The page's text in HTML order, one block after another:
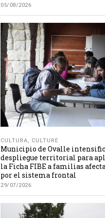
05/08/2026
CULTURA, CULTURE
Municipio de Ovalle
despliegue territorial para
la Ficha FIBE a familias
por el sistema frontal
29/07/2026